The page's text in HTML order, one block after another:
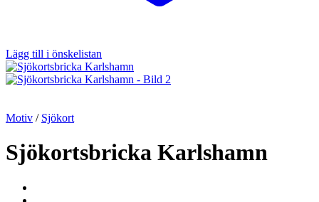
Lägg till i önskelistan
Motiv / Sjökort
Sjökortsbricka Karlshamn